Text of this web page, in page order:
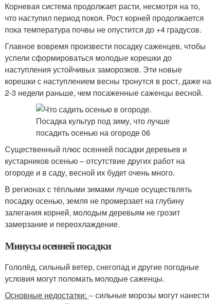
Корневая система продолжает расти, несмотря на то,
что наступил период покоя. Рост корней продолжается
пока температура почвы не опустится до +4 градусов.
Главное вовремя произвести посадку саженцев, чтобы
успели сформироваться молодые корешки до
наступления устойчивых заморозков. Эти новые
корешки с наступлением весны тронутся в рост, даже на
2-3 недели раньше, чем посаженные саженцы весной.
Существенный плюс осенней посадки деревьев и
кустарников осенью – отсутствие других работ на
огороде и в саду, весной их будет очень много.
В регионах с тёплыми зимами лучше осуществлять
посадку осенью, земля не промерзает на глубину
залегания корней, молодым деревьям не грозит
замерзание и переохлаждение.
Минусы осенней посадки
Гололёд, сильный ветер, снегопад и другие погодные
условия могут поломать молодые саженцы.
Основные недостатки: -- сильные морозы могут нанести